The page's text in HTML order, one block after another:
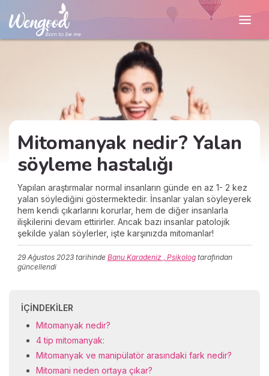
Mitomanyak nedir? Yalan
söyleme hastalığı
Yapılan araştırmalar normal insanların günde en az 1- 2 kez
yalan söylediğini göstermektedir. İnsanlar yalan söyleyerek
hem kendi çıkarlarını korurlar, hem de diğer insanlarla
ilişkilerini devam ettirirler. Ancak bazı insanlar patolojik
şekilde yalan söylerler, işte karşınızda mitomanlar!
29 Ağustos 2023 tarihinde Banu Karadeniz , Psikolog tarafından
güncellendi
İÇINDEKILER
Mitomanyak nedir?
4 tip mitomanyak:
Mitomanyak ve manipülatör arasındaki fark nedir?
Mitomani neden ortaya çıkar?